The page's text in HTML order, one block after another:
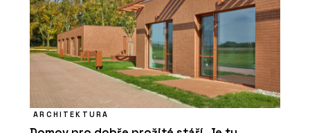
ARCHITEKTURA